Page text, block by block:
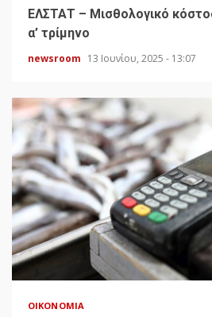
ΕΛΣΤΑΤ – Μισθολογικό
α’ τρίμηνο
newsroom 13 Ιουνίου, 2025 - 13:07
ΟΙΚΟΝΟΜΊΑ